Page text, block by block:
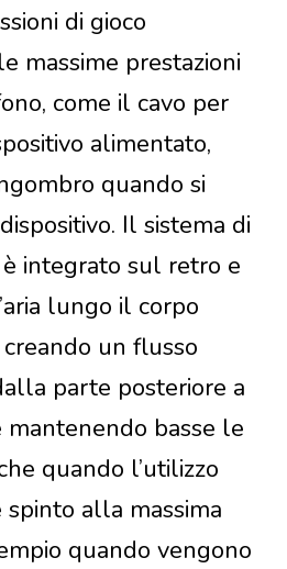
di gioco
massime prestazioni
come il cavo per
alimentato,
quando si
Il sistema di
integrato sul retro e
lungo il corpo
un flusso
parte posteriore a
basse le
quando l’utilizzo
alla massima
quando vengono